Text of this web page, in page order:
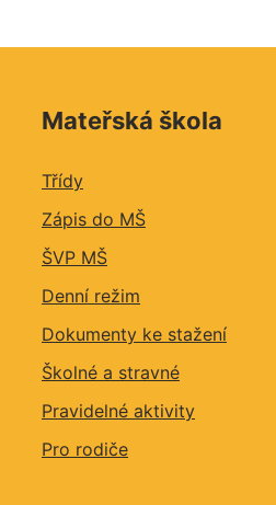
Mateřská škola
Třídy
Zápis do MŠ
ŠVP MŠ
Denní režim
Dokumenty ke stažení
Školné a stravné
Pravidelné aktivity
Pro rodiče